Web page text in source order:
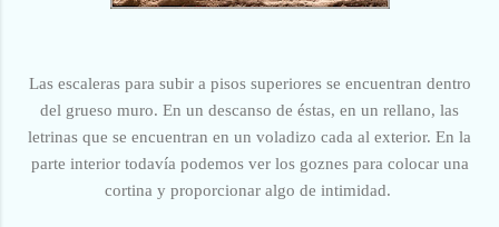
Las escaleras para subir a pisos superiores se encuentran dentro
del grueso muro. En un descanso de éstas, en un rellano, las
letrinas que se encuentran en un voladizo cada al exterior. En la
parte interior todavía podemos ver los goznes para colocar una
cortina y proporcionar algo de intimidad.